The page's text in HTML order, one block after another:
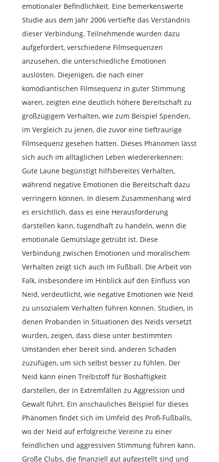
emotionaler Befindlichkeit. Eine bemerkenswerte
Studie aus dem Jahr 2006 vertiefte das Verständnis
dieser Verbindung. Teilnehmende wurden dazu
aufgefordert, verschiedene Filmsequenzen
anzusehen, die unterschiedliche Emotionen
auslösten. Diejenigen, die nach einer
komödiantischen Filmsequenz in guter Stimmung
waren, zeigten eine deutlich höhere Bereitschaft zu
großzügigem Verhalten, wie zum Beispiel Spenden,
im Vergleich zu jenen, die zuvor eine tieftraurige
Filmsequenz gesehen hatten. Dieses Phänomen lässt
sich auch im alltäglichen Leben wiedererkennen:
Gute Laune begünstigt hilfsbereites Verhalten,
während negative Emotionen die Bereitschaft dazu
verringern können. In diesem Zusammenhang wird
es ersichtlich, dass es eine Herausforderung
darstellen kann, tugendhaft zu handeln, wenn die
emotionale Gemütslage getrübt ist. Diese
Verbindung zwischen Emotionen und moralischem
Verhalten zeigt sich auch im Fußball. Die Arbeit von
Falk, insbesondere im Hinblick auf den Einfluss von
Neid, verdeutlicht, wie negative Emotionen wie Neid
zu unsozialem Verhalten führen können. Studien, in
denen Probanden in Situationen des Neids versetzt
wurden, zeigen, dass diese unter bestimmten
Umständen eher bereit sind, anderen Schaden
zuzufügen, um sich selbst besser zu fühlen. Der
Neid kann einen Treibstoff für Boshaftigkeit
darstellen, der in Extremfällen zu Aggression und
Gewalt führt. Ein anschauliches Beispiel für dieses
Phänomen findet sich im Umfeld des Profi-Fußballs,
wo der Neid auf erfolgreiche Vereine zu einer
feindlichen und aggressiven Stimmung führen kann.
Große Clubs, die finanziell gut aufgestellt sind und